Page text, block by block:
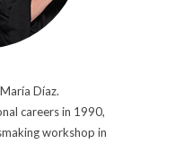
Díaz.
careers in 1990,
workshop in